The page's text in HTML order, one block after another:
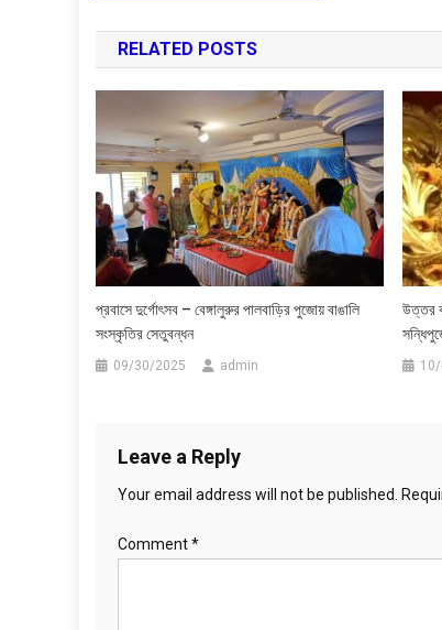
navigation
RELATED POSTS
প্রবাসে দুর্গোৎসব – বেঙ্গালুরুর পালবাড়ির পুজোয় বাঙালি
সংস্কৃতির সেতুবন্ধন
09/30/2025 admin
উত্তর
Leave a Reply
Your email address will not be published.
Comment*